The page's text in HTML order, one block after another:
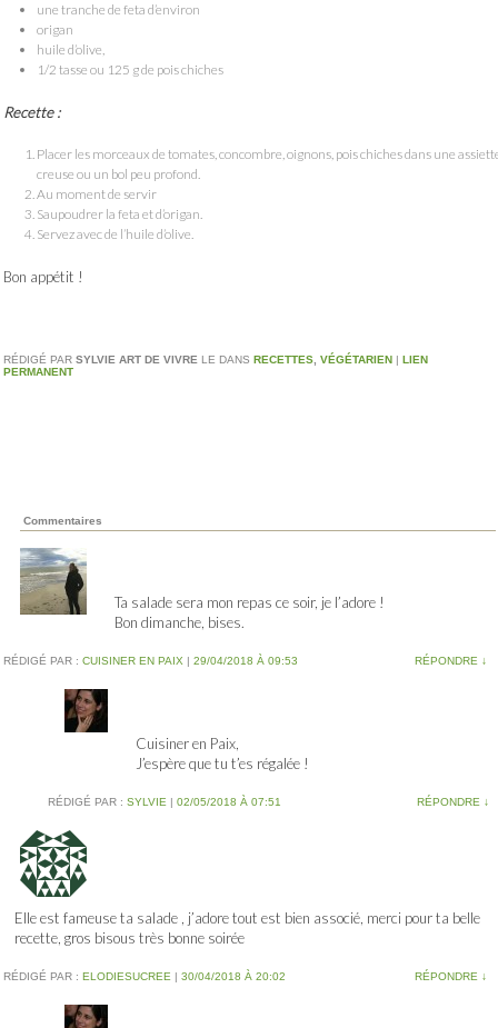
une tranche de feta d’environ
origan
huile d’olive,
1/2 tasse ou 125 g de pois chiches
Recette :
Placer les morceaux de tomates, concombre, oignons, pois chiches dans une
creuse ou un bol peu profond.
Au moment de servir
Saupoudrer la feta et d’origan.
Servez avec de l’huile d’olive.
Bon appétit !
RÉDIGÉ PAR SYLVIE ART DE VIVRE LE DANS RECETTES, VÉGÉTARIEN
LIEN
PERMANENT
Commentaires
Ta salade sera mon repas ce soir, je l’adore !
Bon dimanche, bises.
RÉDIGÉ PAR : CUISINER EN PAIX 29/04/2018 À 09:53 RÉPONDRE ↓
Cuisiner en Paix,
J’espère que tu t’es régalée !
RÉDIGÉ PAR : SYLVIE 02/05/2018 À 07:51 RÉPONDRE ↓
Elle est fameuse ta salade , j’adore tout est bien associé, merci pour ta belle
recette, gros bisous très bonne soirée
RÉDIGÉ PAR : ELODIESUCREE 30/04/2018 À 20:02 RÉPONDRE ↓